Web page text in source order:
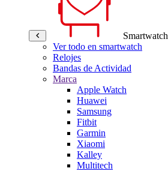
Smartwatch
Ver todo en smartwatch
Relojes
Bandas de Actividad
Marca
Apple Watch
Huawei
Samsung
Fitbit
Garmin
Xiaomi
Kalley
Multitech